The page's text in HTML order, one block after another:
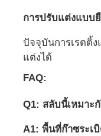
การปรับแต่งแบบ
ปัจจุบันการเรตติ้
แต่งได้
FAQ:
Q1: สลับนี้เหมาะ
A1: พื้นที่ก๊าซระเ